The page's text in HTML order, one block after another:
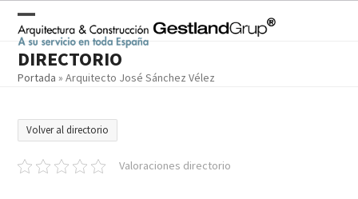
contentOpen
mobile
menu
Close
mobile
menu
DIRECTORIO
Portada »Arquitecto José Sánchez Vélez
Volver al directorio
Valoraciones directorio